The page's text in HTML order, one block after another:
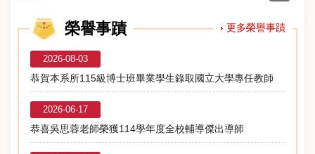
榮譽事蹟 更多榮譽事蹟
2026-08-03
恭賀本系所115級博士班畢業學生錄取國立大學專任教師
2026-06-17
恭喜吳思蓉老師榮獲114學年度全校輔導傑出導師